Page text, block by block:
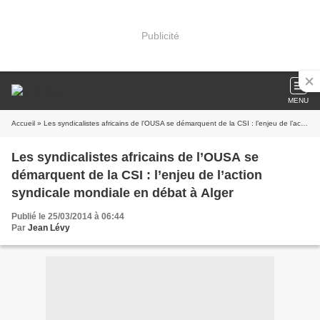
Publicité
MENU
Accueil » Les syndicalistes africains de l’OUSA se démarquent de la CSI : l’enjeu de l’action syndicale mondiale en débat à Alger
Les syndicalistes africains de l’OUSA se
démarquent de la CSI : l’enjeu de l’action
syndicale mondiale en débat à Alger
Publié le 25/03/2014 à 06:44
Par Jean Lévy